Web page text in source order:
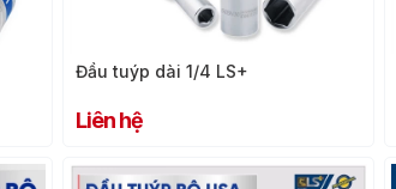
Đầu tuýp dài 1/4 LS+
Liên hệ